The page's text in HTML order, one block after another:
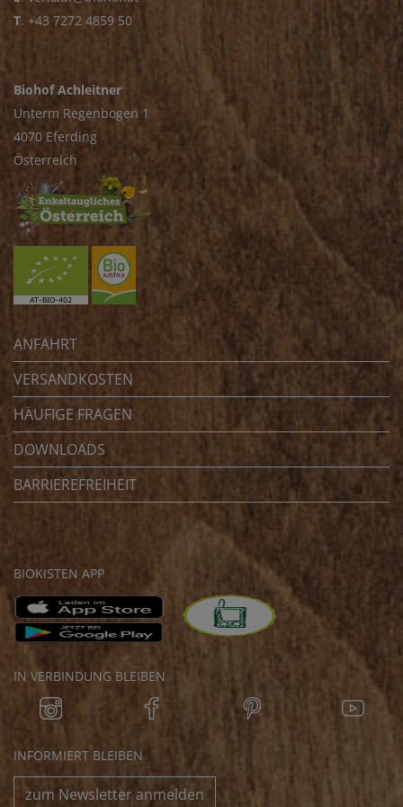
T. +43 7272 4859 50
Biohof Achleitner
Unterm Regenbogen 1
4070 Eferding
Österreich
ANFAHRT
VERSANDKOSTEN
HÄUFIGE FRAGEN
DOWNLOADS
BARRIEREFREIHEIT
BIOKISTEN APP
IN VERBINDUNG BLEIBEN
INFORMIERT BLEIBEN
zum Newsletter anmelden